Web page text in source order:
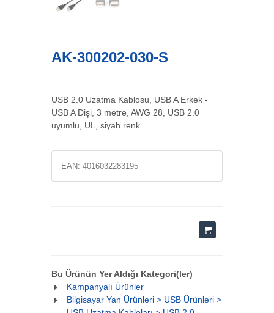
AK-300202-030-S
USB 2.0 Uzatma Kablosu, USB A Erkek -
USB A Dişi, 3 metre, AWG 28, USB 2.0
uyumlu, UL, siyah renk
EAN: 4016032283195
Bu Ürünün Yer Aldığı Kategori(ler)
Kampanyalı Ürünler
Bilgisayar Yan Ürünleri > USB Ürünleri >